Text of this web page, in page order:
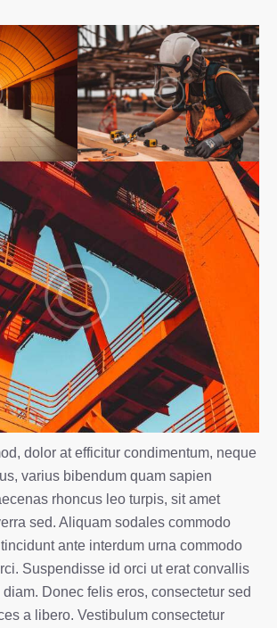
dolor at efficitur condimentum, neque
varius bibendum quam sapien
rhoncus leo turpis, sit amet
sed. Aliquam sodales commodo
ante interdum urna commodo
Suspendisse id orci ut erat convallis
Donec felis eros, consectetur sed
a libero. Vestibulum consectetur